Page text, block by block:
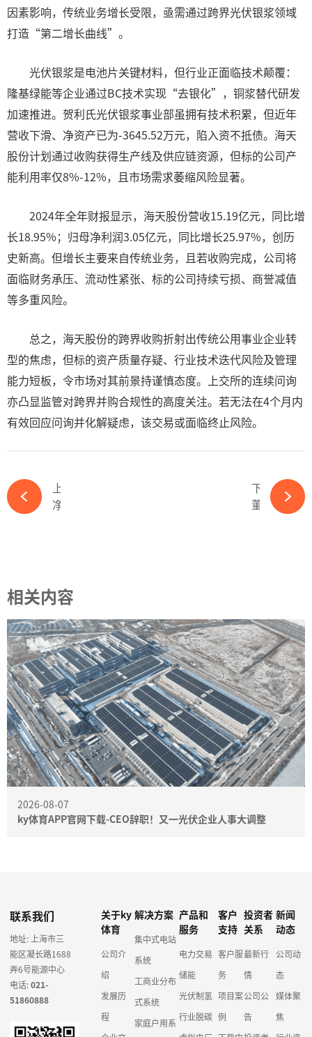
因素影响，传统业务增长受限，亟需通过跨界光伏银浆领域
打造“第二增长曲线”。
光伏银浆是电池片关键材料，但行业正面临技术颠覆：
隆基绿能等企业通过BC技术实现“去银化”，铜浆替代研发
加速推进。贺利氏光伏银浆事业部虽拥有技术积累，但近年
营收下滑、净资产已为-3645.52万元，陷入资不抵债。海天
股份计划通过收购获得生产线及供应链资源，但标的公司产
能利用率仅8%-12%，且市场需求萎缩风险显著。
2024年全年财报显示，海天股份营收15.19亿元，同比增
长18.95%；归母净利润3.05亿元，同比增长25.97%，创历
史新高。但增长主要来自传统业务，且若收购完成，公司将
面临财务承压、流动性紧张、标的公司持续亏损、商誉减值
等多重风险。
总之，海天股份的跨界收购折射出传统公用事业企业转
型的焦虑，但标的资产质量存疑、行业技术迭代风险及管理
能力短板，令市场对其前景持谨慎态度。上交所的连续问询
亦凸显监管对跨界并购合规性的高度关注。若无法在4个月内
有效回应问询并化解疑虑，该交易或面临终止风险。
下一篇
董事长辞职！又一能源国企高层巨变-ky体育APP官网下载
相关内容
2026-08-07
ky体育APP官网下载-CEO辞职！又一光伏企业人事大调整
联系我们
地址: 上海市三
能区凝长路1688
弄6号能源中心
电话:021-
51860888
关于ky
体育
公司介
绍
发展历
程
解决方案
集中式电站
系统
工商业分布
式系统
家庭户用系
产品和
服务
电力交易
储能
光伏制氢
行业脱碳
客户
支持
客户服
务
项目案
例
投资者
关系
最新行
情
公司公
告
新闻
动态
公司动
态
媒体聚
焦